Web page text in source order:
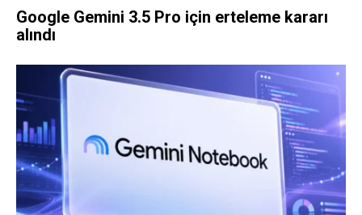
Google Gemini 3.5 Pro için erteleme kararı
alındı